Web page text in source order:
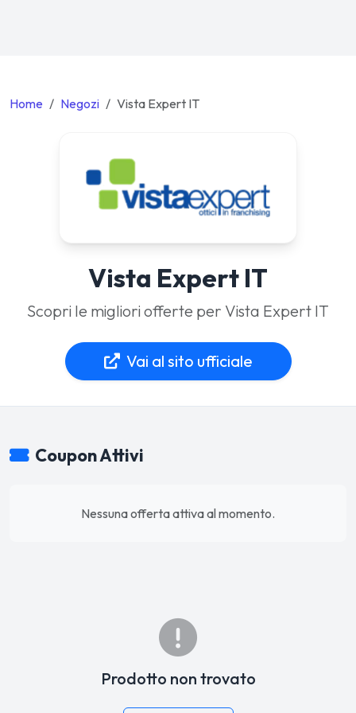
Home Negozi Vista Expert IT
Vista Expert IT
Scopri le migliori offerte per Vista Expert IT
Vai al sito ufficiale
Coupon Attivi
Nessuna offerta attiva al momento.
Prodotto non trovato